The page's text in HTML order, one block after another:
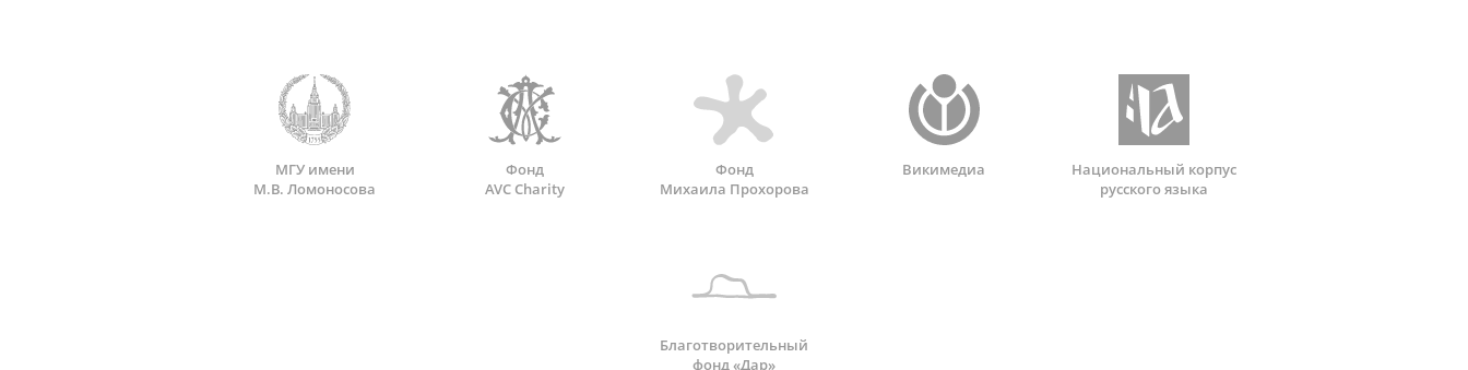
МГУ имени
М.В. Ломоносова
Фонд
AVC Charity
Фонд
Михаила Прохорова
Викимедиа
Национальный корпус
русского языка
Благотворительный
фонд «Дар»